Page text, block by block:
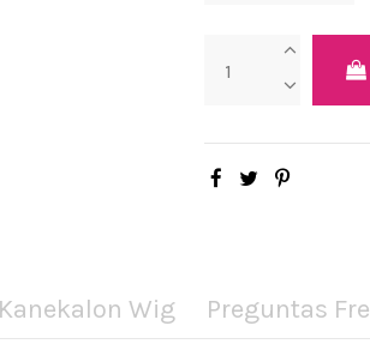
Wig Preguntas